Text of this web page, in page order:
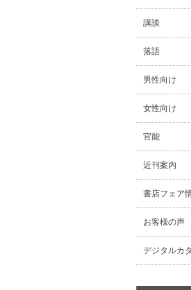
講談
落語
男性向け
女性向け
官能
近刊案内
書店フェア
お客様の声
デジタルカ